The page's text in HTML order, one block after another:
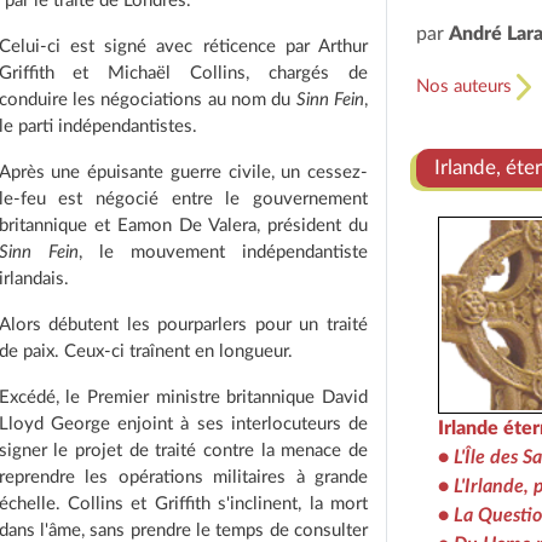
ci est signé avec réticence par Arthur
et Michaël Collins, chargés de
les négociations au nom du Sinn Fein,
parti indépendantistes.
une épuisante guerre civile, un cessez-
feu est négocié entre le gouvernement
et Eamon De Valera, président du
Fein, le mouvement indépendantiste
débutent les pourparlers pour un traité
paix. Ceux-ci traînent en longueur.
le Premier ministre britannique David
George enjoint à ses interlocuteurs de
le projet de traité contre la menace de
les opérations militaires à grande
Collins et Griffith s'inclinent, la mort
l'âme, sans prendre le temps de consulter
par André
Nos auteurs
Irlande,
Irlande
• L'Île des
• L'Irlande,
• La